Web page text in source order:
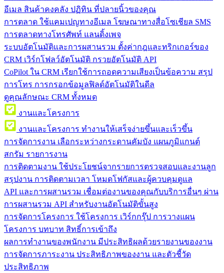
อีเมล สินค้าคงคลัง ปฏิทิน ที่ปลายนิ้วของคุณ
การตลาด ใช้แคมเปญทางอีเมล โฆษณาทางสื่อโซเชียล SMS
การตลาดทางโทรศัพท์ แลนดิ้งเพจ
ระบบอัตโนมัติและการผสานรวม ตั้งค่ากฎและทริกเกอร์ของ
CRM เวิร์กโฟลว์อัตโนมัติ กรวยอัตโนมัติ API
CoPilot ใน CRM เรียกใช้การถอดความเสียงเป็นข้อความ สรุป
การโทร การกรอกข้อมูลฟิลด์อัตโนมัติในดีล
ดูคุณลักษณะ CRM ทั้งหมด
งานและโครงการ
งานและโครงการ ทำงานให้เสร็จง่ายขึ้นและเร็วขึ้น
การจัดการงาน เลือกระหว่างกระดานคัมบัง แผนภูมิแกนต์
สกรัม รายการงาน
การติดตามงาน ใช้ประโยชน์จากรายการตรวจสอบและงานลูก
สรุปงาน การติดตามเวลา โหมดโฟกัสและผู้ควบคุมดูแล
API และการผสานรวม เชื่อมต่องานของคุณกับบริการอื่นๆ ผ่าน
การผสานรวม API สำหรับงานอัตโนมัติขั้นสูง
การจัดการโครงการ ใช้โครงการ เวิร์กกรุ๊ป การวางแผน
โครงการ บทบาท สิทธิ์การเข้าถึง
ผลการทำงานของพนักงาน มีประสิทธิผลด้วยรายงานของงาน
การจัดการภาระงาน ประสิทธิภาพของงาน และตัวชี้วัด
ประสิทธิภาพ